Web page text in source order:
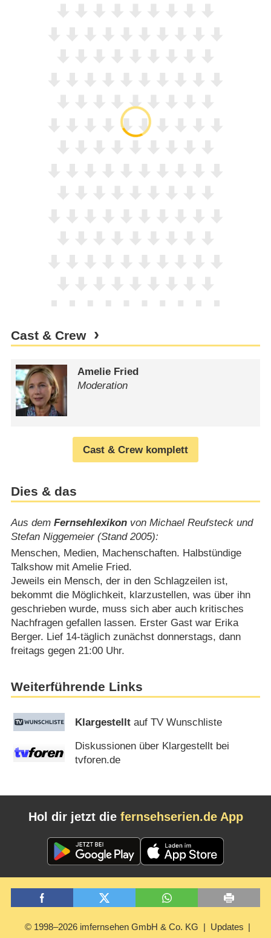
Cast & Crew
Amelie Fried
Moderation
Cast & Crew komplett
Dies & das
Aus dem Fernsehlexikonvon Michael Reufsteck und
Stefan Niggemeier (Stand 2005):
Menschen, Medien, Machenschaften. Halbstündige
Talkshow mit Amelie Fried.
Jeweils ein Mensch, der in den Schlagzeilen ist,
bekommt die Möglichkeit, klarzustellen, was über ihn
geschrieben wurde, muss sich aber auch kritisches
Nachfragen gefallen lassen. Erster Gast war Erika
Berger. Lief 14-täglich zunächst donnerstags, dann
freitags gegen 21:00 Uhr.
Weiterführende Links
Klargestellt auf TV Wunschliste
Diskussionen über Klargestellt bei
tvforen.de
Hol dir jetzt die fernsehserien.de App
© 1998–2026 imfernsehen GmbH & Co. KG Updates